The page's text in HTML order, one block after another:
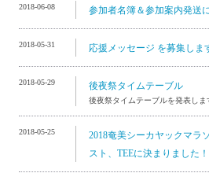
2018-06-08 参加者名簿＆参加案内発送
2018-05-31 応援メッセージ を募集しま
2018-05-29 後夜祭タイムテーブル
後夜祭タイムテーブルを発表しま
2018-05-25
2018奄美シーカヤックマラ
スト、TEEに決まりました！